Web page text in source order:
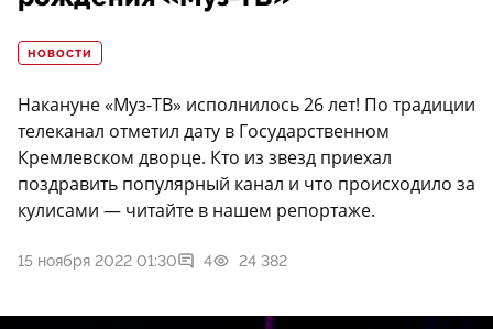
НОВОСТИ
Накануне «Муз-ТВ» исполнилось 26 лет! По традиции
телеканал отметил дату в Государственном
Кремлевском дворце. Кто из звезд приехал
поздравить популярный канал и что происходило за
кулисами — читайте в нашем репортаже.
15 ноября 2022 01:30 4 24 382